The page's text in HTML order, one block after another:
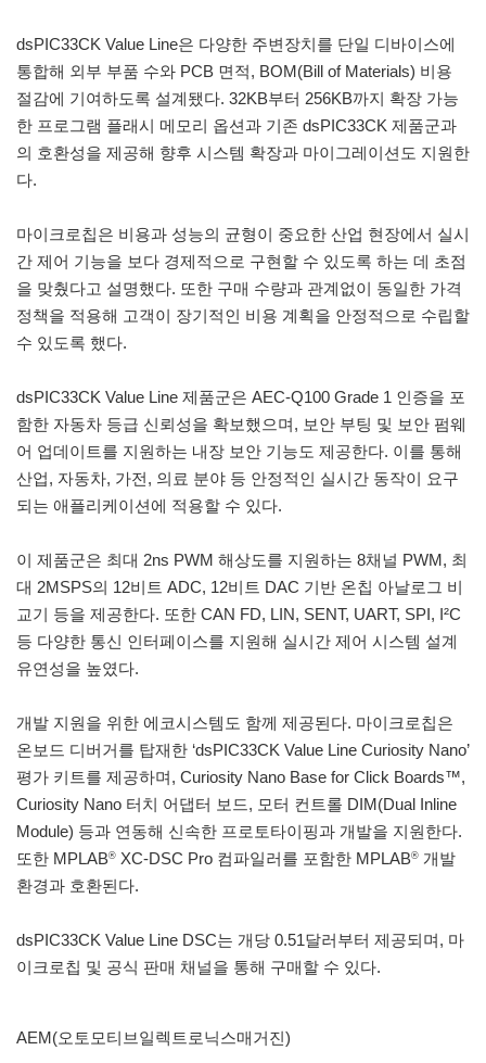
dsPIC33CK Value Line은 다양한 주변장치를 단일 디바이스에
통합해 외부 부품 수와 PCB 면적, BOM(Bill of Materials) 비용
절감에 기여하도록 설계됐다. 32KB부터 256KB까지 확장 가능
한 프로그램 플래시 메모리 옵션과 기존 dsPIC33CK 제품군과
의 호환성을 제공해 향후 시스템 확장과 마이그레이션도 지원한
다.
마이크로칩은 비용과 성능의 균형이 중요한 산업 현장에서 실시
간 제어 기능을 보다 경제적으로 구현할 수 있도록 하는 데 초점
을 맞췄다고 설명했다. 또한 구매 수량과 관계없이 동일한 가격
정책을 적용해 고객이 장기적인 비용 계획을 안정적으로 수립할
수 있도록 했다.
dsPIC33CK Value Line 제품군은 AEC-Q100 Grade 1 인증을 포
함한 자동차 등급 신뢰성을 확보했으며, 보안 부팅 및 보안 펌웨
어 업데이트를 지원하는 내장 보안 기능도 제공한다. 이를 통해
산업, 자동차, 가전, 의료 분야 등 안정적인 실시간 동작이 요구
되는 애플리케이션에 적용할 수 있다.
이 제품군은 최대 2ns PWM 해상도를 지원하는 8채널 PWM, 최
대 2MSPS의 12비트 ADC, 12비트 DAC 기반 온칩 아날로그 비
교기 등을 제공한다. 또한 CAN FD, LIN, SENT, UART, SPI, I²C
등 다양한 통신 인터페이스를 지원해 실시간 제어 시스템 설계
유연성을 높였다.
개발 지원을 위한 에코시스템도 함께 제공된다. 마이크로칩은
온보드 디버거를 탑재한 ‘dsPIC33CK Value Line Curiosity Nano’
평가 키트를 제공하며, Curiosity Nano Base for Click Boards™,
Curiosity Nano 터치 어댑터 보드, 모터 컨트롤 DIM(Dual Inline
Module) 등과 연동해 신속한 프로토타이핑과 개발을 지원한다.
또한 MPLAB® XC-DSC Pro 컴파일러를 포함한 MPLAB® 개발
환경과 호환된다.
dsPIC33CK Value Line DSC는 개당 0.51달러부터 제공되며, 마
이크로칩 및 공식 판매 채널을 통해 구매할 수 있다.
AEM(오토모티브일렉트로닉스매거진)